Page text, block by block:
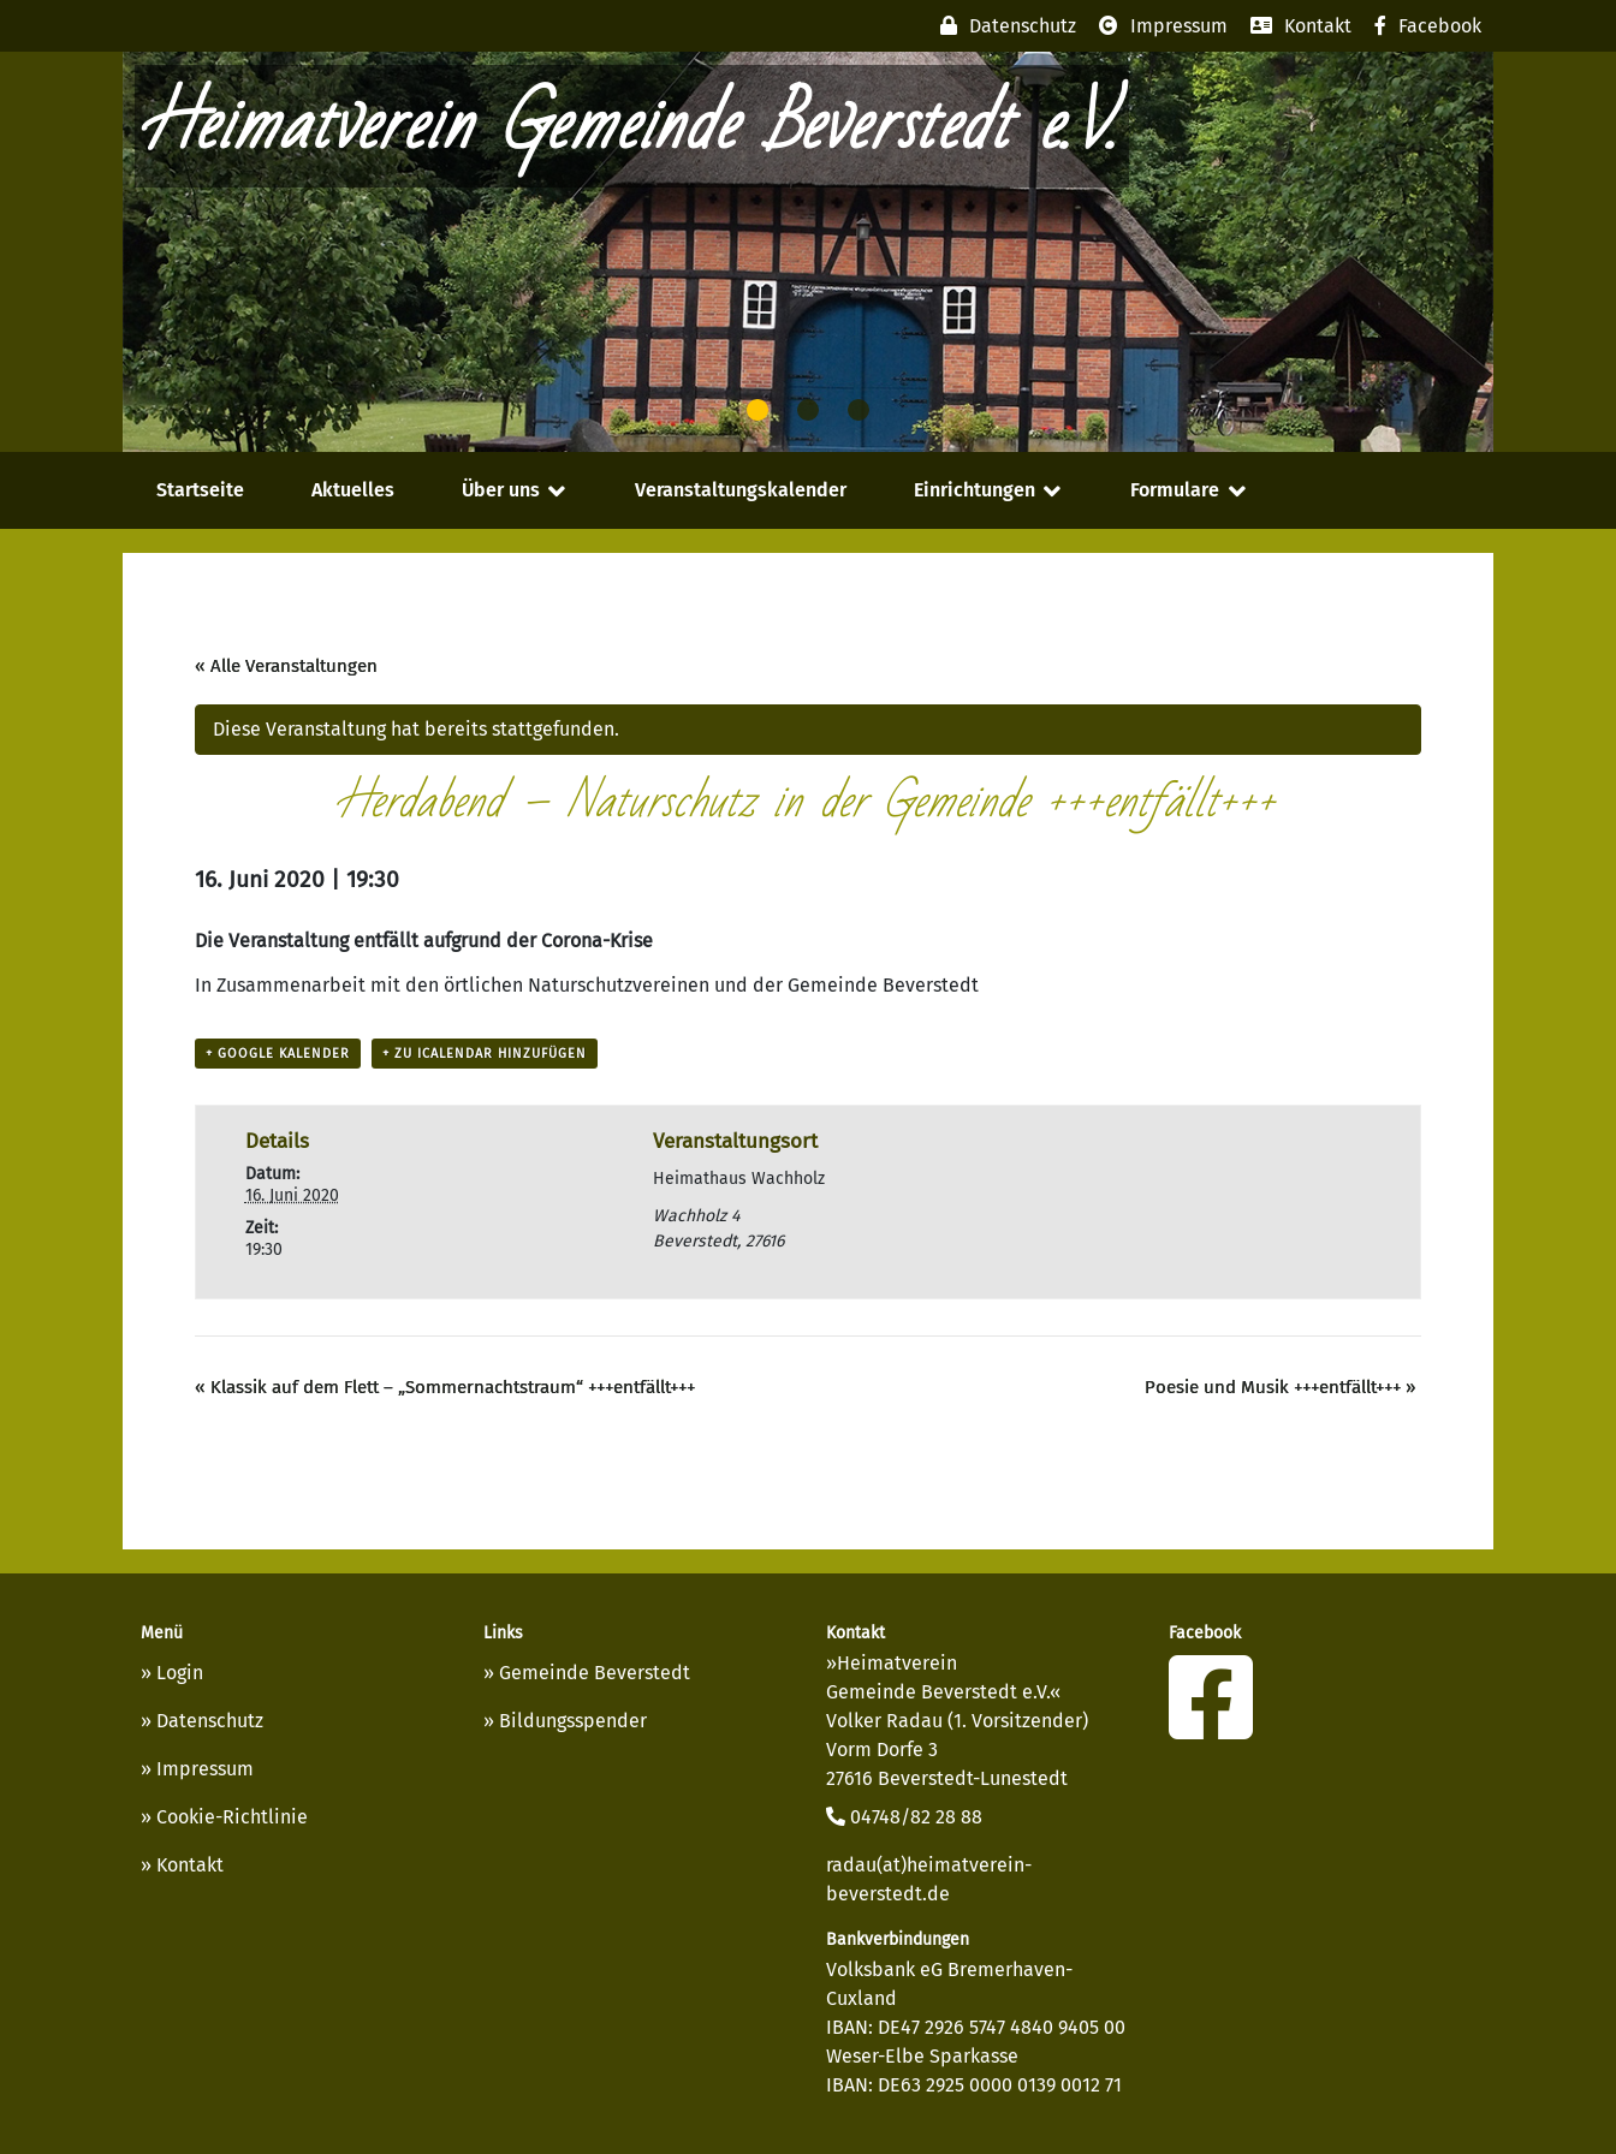
Datenschutz Impressum Kontakt Facebook
Heimatverein Gemeinde Beverstedt e.V.
Startseite Aktuelles Über uns Veranstaltungskalender Einrichtungen Formulare
« Alle Veranstaltungen
Diese Veranstaltung hat bereits stattgefunden.
Herdabend – Naturschutz in der Gemeinde +++entfällt+++
16. Juni 2020 | 19:30
Die Veranstaltung entfällt aufgrund der Corona-Krise
In Zusammenarbeit mit den örtlichen Naturschutzvereinen und der Gemeinde Beverstedt
+ GOOGLE KALENDER + ZU ICALENDAR HINZUFÜGEN
Details
Datum:
16. Juni 2020
Zeit:
19:30
Veranstaltungsort
Heimathaus Wachholz
Wachholz 4
Beverstedt, 27616
« Klassik auf dem Flett – „Sommernachtstraum“ +++entfällt+++ Poesie und Musik +++entfällt+++ »
Menü
Login
Datenschutz
Impressum
Cookie-Richtlinie
Kontakt
Links
Gemeinde Beverstedt
Bildungsspender
Kontakt
»Heimatverein
Gemeinde Beverstedt e.V.«
Volker Radau (1. Vorsitzender)
Vorm Dorfe 3
27616 Beverstedt-Lunestedt
04748/82 28 88
radau(at)heimatverein-
beverstedt.de
Bankverbindungen
Volksbank eG Bremerhaven-
Cuxland
IBAN: DE47 2926 5747 4840 9405 00
Weser-Elbe Sparkasse
IBAN: DE63 2925 0000 0139 0012 71
Facebook